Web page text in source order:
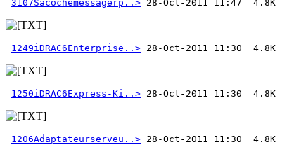
3107Sacochemessagerp..>
1249iDRAC6Enterprise..>
1250iDRAC6Express-Ki..>
1206Adaptateurserveu..>